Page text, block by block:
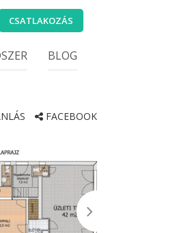
CSATLAKOZÁS
BLOG
FACEBOOK